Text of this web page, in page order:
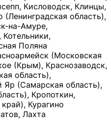
Кисловодск, Клинцы,
область),
на-Амуре,
Котельники,
Поляна
(Московская
(Крым), Краснозаводск,
область),
Яр (Самарская область),
Кропоткин,
Курагино
Лахта